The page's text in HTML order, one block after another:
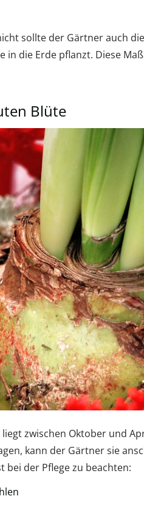
sollte der Gärtner auch
in die Erde pflanzt. Diese
Blüte
zwischen Oktober und
kann der Gärtner sie
bei der Pflege zu beachten: